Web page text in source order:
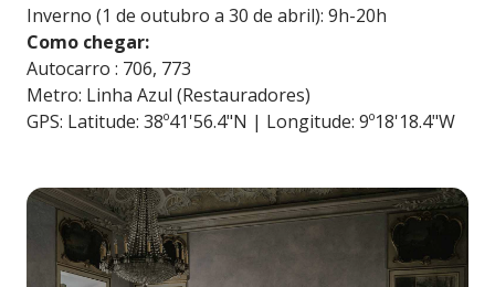
Inverno (1 de outubro a 30 de abril): 9h-20h
Como chegar:
Autocarro : 706, 773
Metro: Linha Azul (Restauradores)
GPS: Latitude: 38º41'56.4"N | Longitude: 9º18'18.4"W